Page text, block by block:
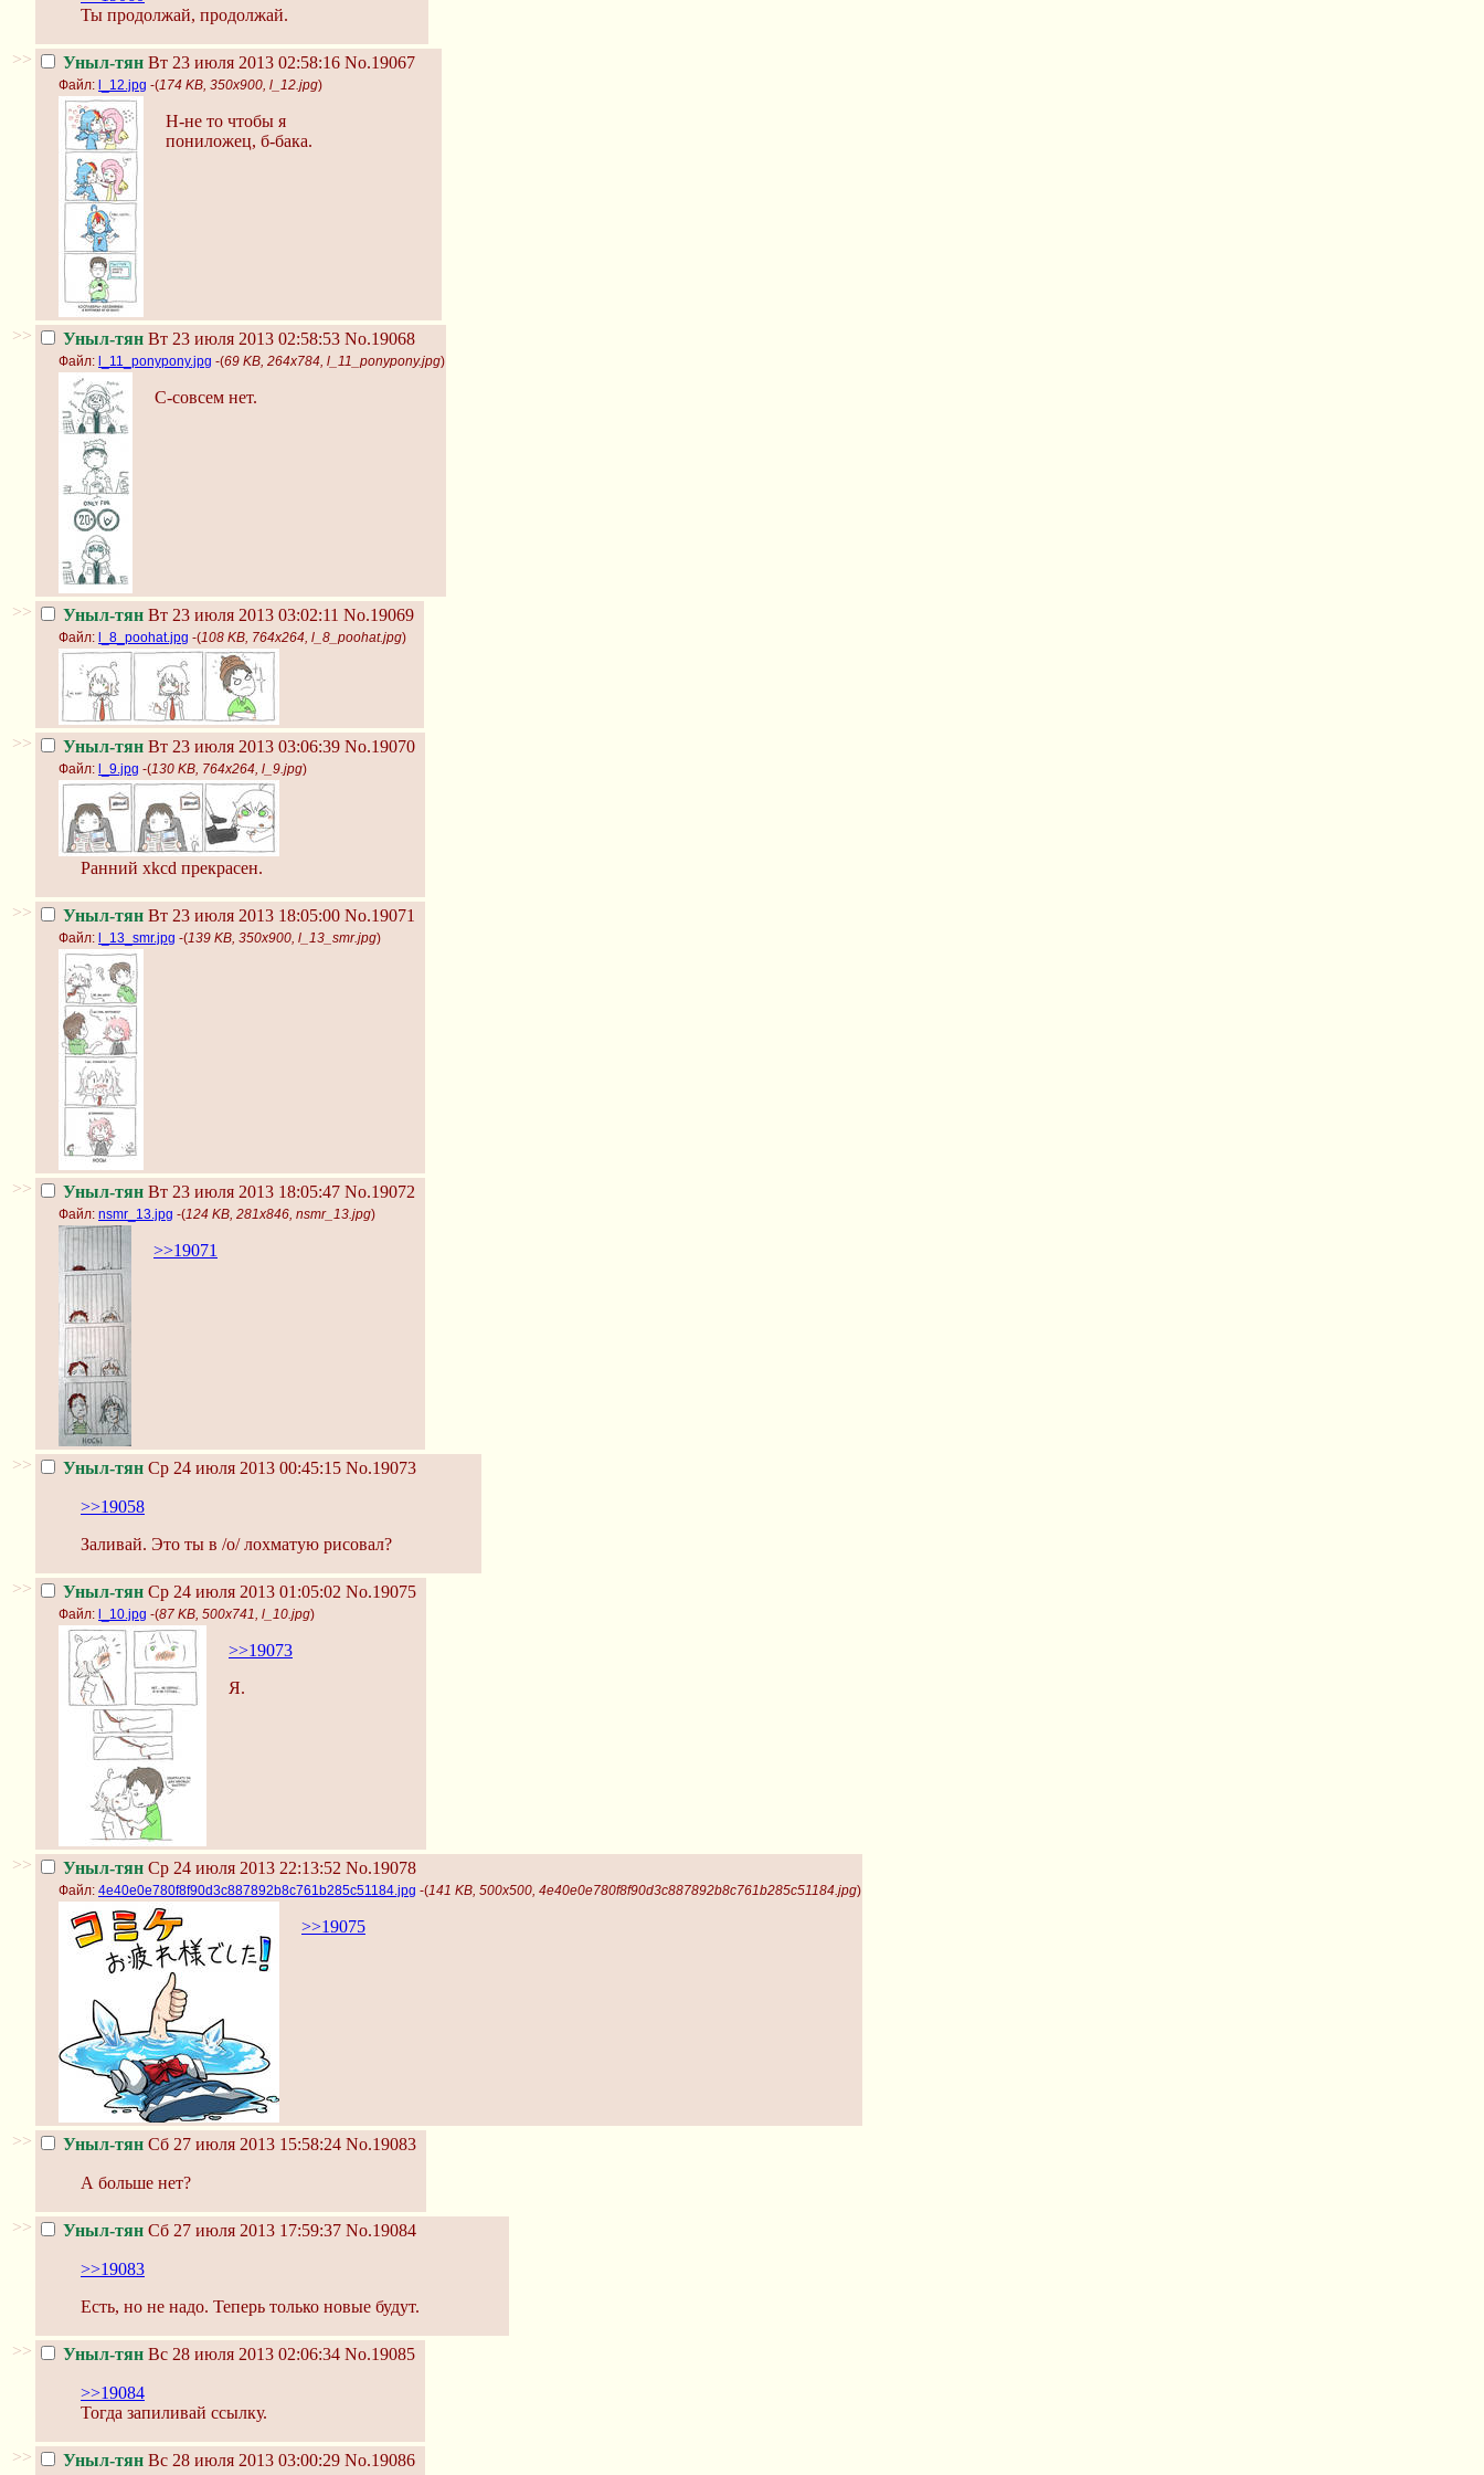
Ты продолжай, продолжай.
>> Уныл-тян Вт 23 июля 2013 02:58:16 No.19067
Файл: l_12.jpg -(174 KB, 350x900, l_12.jpg)
Н-не то чтобы я
пониложец, б-бака.
>> Уныл-тян Вт 23 июля 2013 02:58:53 No.19068
Файл: l_11_ponypony.jpg -(69 KB, 264x784, l_11_ponypony.jpg)
С-совсем нет.
>> Уныл-тян Вт 23 июля 2013 03:02:11 No.19069
Файл: l_8_poohat.jpg -(108 KB, 764x264, l_8_poohat.jpg)
>> Уныл-тян Вт 23 июля 2013 03:06:39 No.19070
Файл: l_9.jpg -(130 KB, 764x264, l_9.jpg)
Ранний xkcd прекрасен.
>> Уныл-тян Вт 23 июля 2013 18:05:00 No.19071
Файл: l_13_smr.jpg -(139 KB, 350x900, l_13_smr.jpg)
>> Уныл-тян Вт 23 июля 2013 18:05:47 No.19072
Файл: nsmr_13.jpg -(124 KB, 281x846, nsmr_13.jpg)
>>19071
>> Уныл-тян Ср 24 июля 2013 00:45:15 No.19073
>>19058
Заливай. Это ты в /o/ лохматую рисовал?
>> Уныл-тян Ср 24 июля 2013 01:05:02 No.19075
Файл: l_10.jpg -(87 KB, 500x741, l_10.jpg)
>>19073
Я.
>> Уныл-тян Ср 24 июля 2013 22:13:52 No.19078
Файл: 4e40e0e780f8f90d3c887892b8c761b285c51184.jpg -(141 KB, 500x500, 4e40e0e780f8f90d3c887892b8c761b285c51184.jpg)
>>19075
>> Уныл-тян Сб 27 июля 2013 15:58:24 No.19083
А больше нет?
>> Уныл-тян Сб 27 июля 2013 17:59:37 No.19084
>>19083
Есть, но не надо. Теперь только новые будут.
>> Уныл-тян Вс 28 июля 2013 02:06:34 No.19085
>>19084
Тогда запиливай ссылку.
>> Уныл-тян Вс 28 июля 2013 03:00:29 No.19086